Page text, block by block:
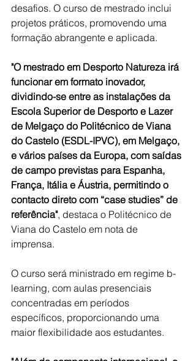
desafios. O curso de mestrado inclui
projetos práticos, promovendo uma
formação abrangente e aplicada.
"O mestrado em Desporto Natureza irá
funcionar em formato inovador,
dividindo-se entre as instalações da
Escola Superior de Desporto e Lazer
de Melgaço do Politécnico de Viana
do Castelo (ESDL-IPVC), em Melgaço,
e vários países da Europa, com saídas
de campo previstas para Espanha,
França, Itália e Áustria, permitindo o
contacto direto com “case studies” de
referência", destaca o Politécnico de
Viana do Castelo em nota de
imprensa.
O curso será ministrado em regime b-
learning, com aulas presenciais
concentradas em períodos
específicos, proporcionando uma
maior flexibilidade aos estudantes.